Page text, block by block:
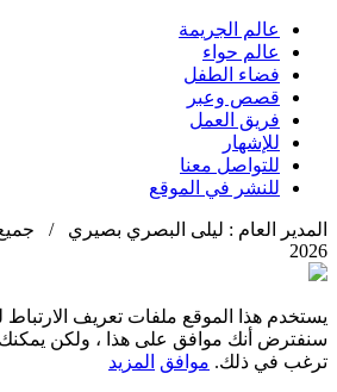
عالم الجريمة
عالم حواء
فضاء الطفل
قصص وعبر
فريق العمل
للإشهار
للتواصل معنا
للنشر في الموقع
المدير العام : ليلى البصري بصيري /
2026
يستخدم هذا الموقع ملفات تعريف
سنفترض أنك موافق على هذا ، ولكن يمكنك
ترغب في ذلك. موافق المزيد